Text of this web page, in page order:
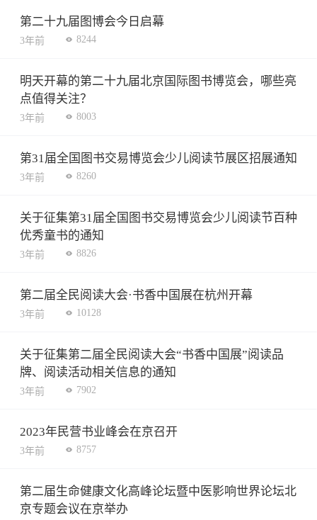
第二十九届图博会今日启幕
3年前 8244
明天开幕的第二十九届北京国际图书博览会，哪些亮
点值得关注？
3年前 8003
第31届全国图书交易博览会少儿阅读节展区招展通知
3年前 8260
关于征集第31届全国图书交易博览会少儿阅读节百种
优秀童书的通知
3年前 8826
第二届全民阅读大会·书香中国展在杭州开幕
3年前 10128
关于征集第二届全民阅读大会“书香中国展”阅读品
牌、阅读活动相关信息的通知
3年前 7902
2023年民营书业峰会在京召开
3年前 8757
第二届生命健康文化高峰论坛暨中医影响世界论坛北
京专题会议在京举办